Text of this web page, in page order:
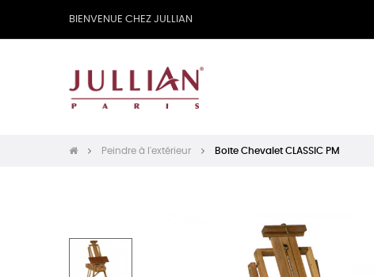
BIENVENUE CHEZ JULLIAN
Peindre à l'extérieur Boite Chevalet CLASSIC PM